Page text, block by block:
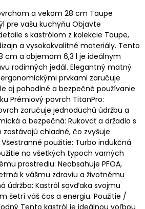
a vekom 28 cm Taupe
pre vašu kuchyňu Objavte
s kastrólom z kolekcie Taupe,
a vysokokvalitné materiály. Tento
cm a objemom 6,3 l je ideálnym
rodinných jedál. Elegantný matný
prvkami zaručuje
aj pohodlné a bezpečné používanie.
Prémiový povrch TitanPro:
zaručuje jednoduchú údržbu a
a bezpečná: Rukoväť a držadlo s
chladné, čo zvyšuje
použitie: Turbo indukčná
na všetkých typoch varných
prostrediu: Neobsahuje PFOA,
k vášmu zdraviu a životnému
údržba: Kastról savďaka svojmu
šetrí váš čas a energiu. Použitie /
Tento kastról je ideálnou voľbou